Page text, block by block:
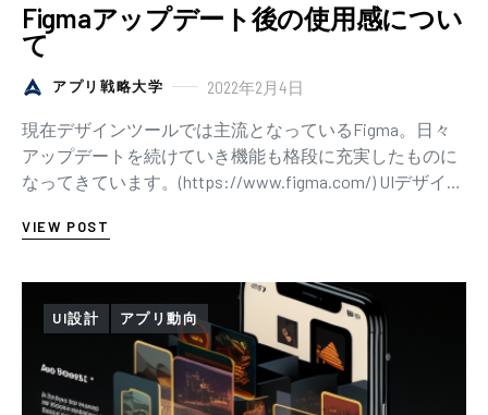
Figmaアップデート後の使用感につい
て
アプリ戦略大学 2022年2月4日
現在デザインツールでは主流となっているFigma。日々
アップデートを続けていき機能も格段に充実したものに
なってきています。(https://www.figma.com/) UIデザイナ
VIEW POST
UI設計 アプリ動向